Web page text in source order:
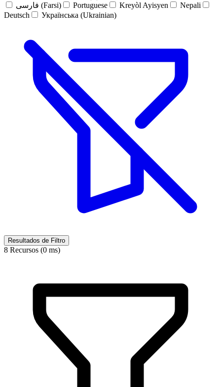
فارسی (Farsi)
Portuguese Kreyòl Ayisyen
Nepali
Deutsch
Українська (Ukrainian)
Resultados de Filtro
8 Recursos (0 ms)